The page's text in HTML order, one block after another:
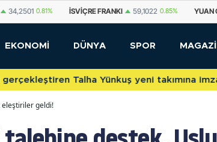
FRANKI 59,1022 0.85% YUAN OFFSHORE 7,0761 0.29%
EKONOMİ DÜNYA SPOR
Talha Yünkuş yeni takımına imzayı attı
eleştiriler geldi!